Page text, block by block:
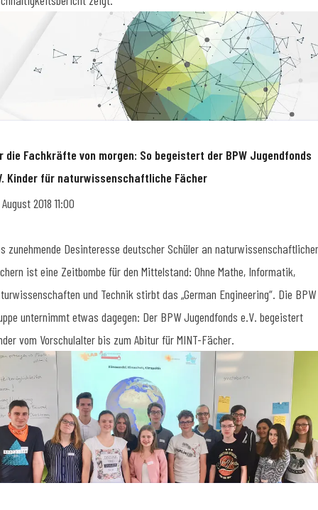
die Fachkräfte von morgen: So begeistert der BPW Jugendfonds
Kinder für naturwissenschaftliche Fächer
2018 11:00
zunehmende Desinteresse deutscher Schüler an
ist eine Zeitbombe für den Mittelstand: Ohne Mathe, Informatik,
und Technik stirbt das „German Engineering“. Die BPW
unternimmt etwas dagegen: Der BPW Jugendfonds e.V. begeistert
vom Vorschulalter bis zum Abitur für MINT-Fächer.